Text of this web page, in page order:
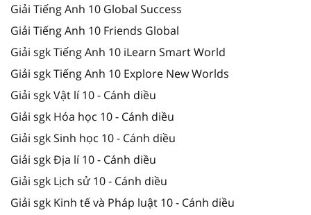
Giải Tiếng Anh 10 Global Success
Giải Tiếng Anh 10 Friends Global
Giải sgk Tiếng Anh 10 iLearn Smart World
Giải sgk Tiếng Anh 10 Explore New Worlds
Giải sgk Vật lí 10 - Cánh diều
Giải sgk Hóa học 10 - Cánh diều
Giải sgk Sinh học 10 - Cánh diều
Giải sgk Địa lí 10 - Cánh diều
Giải sgk Lịch sử 10 - Cánh diều
Giải sgk Kinh tế và Pháp luật 10 - Cánh diều